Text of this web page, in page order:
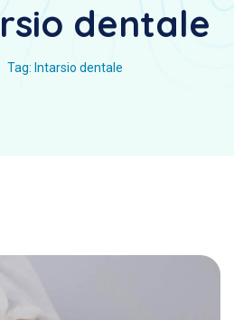
dentale
Tag: Intarsio dentale